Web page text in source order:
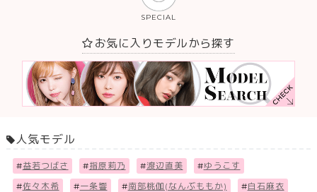
SPECIAL
お気に入りモデルから探す
人気モデル
#益若つばさ #指原莉乃 #渡辺直美 #ゆうこす
#佐々木希 #一条響 #南部桃伽(なんぶももか) #白石麻衣